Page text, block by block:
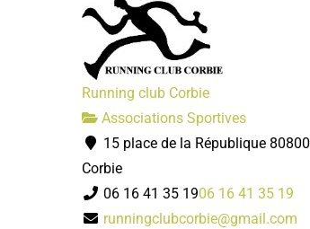
Running club Corbie
Associations Sportives
15 place de la République 80800
Corbie
06 16 41 35 1906 16 41 35 19
runningclubcorbie@gmail.com